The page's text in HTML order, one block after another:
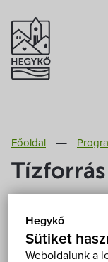
Hegykő
Sütiket
Weboldalunk a
Fontos
Földrajzi
Szabadidő
Éttermek
Főoldal
Hegykő,
Mutasd a térképen